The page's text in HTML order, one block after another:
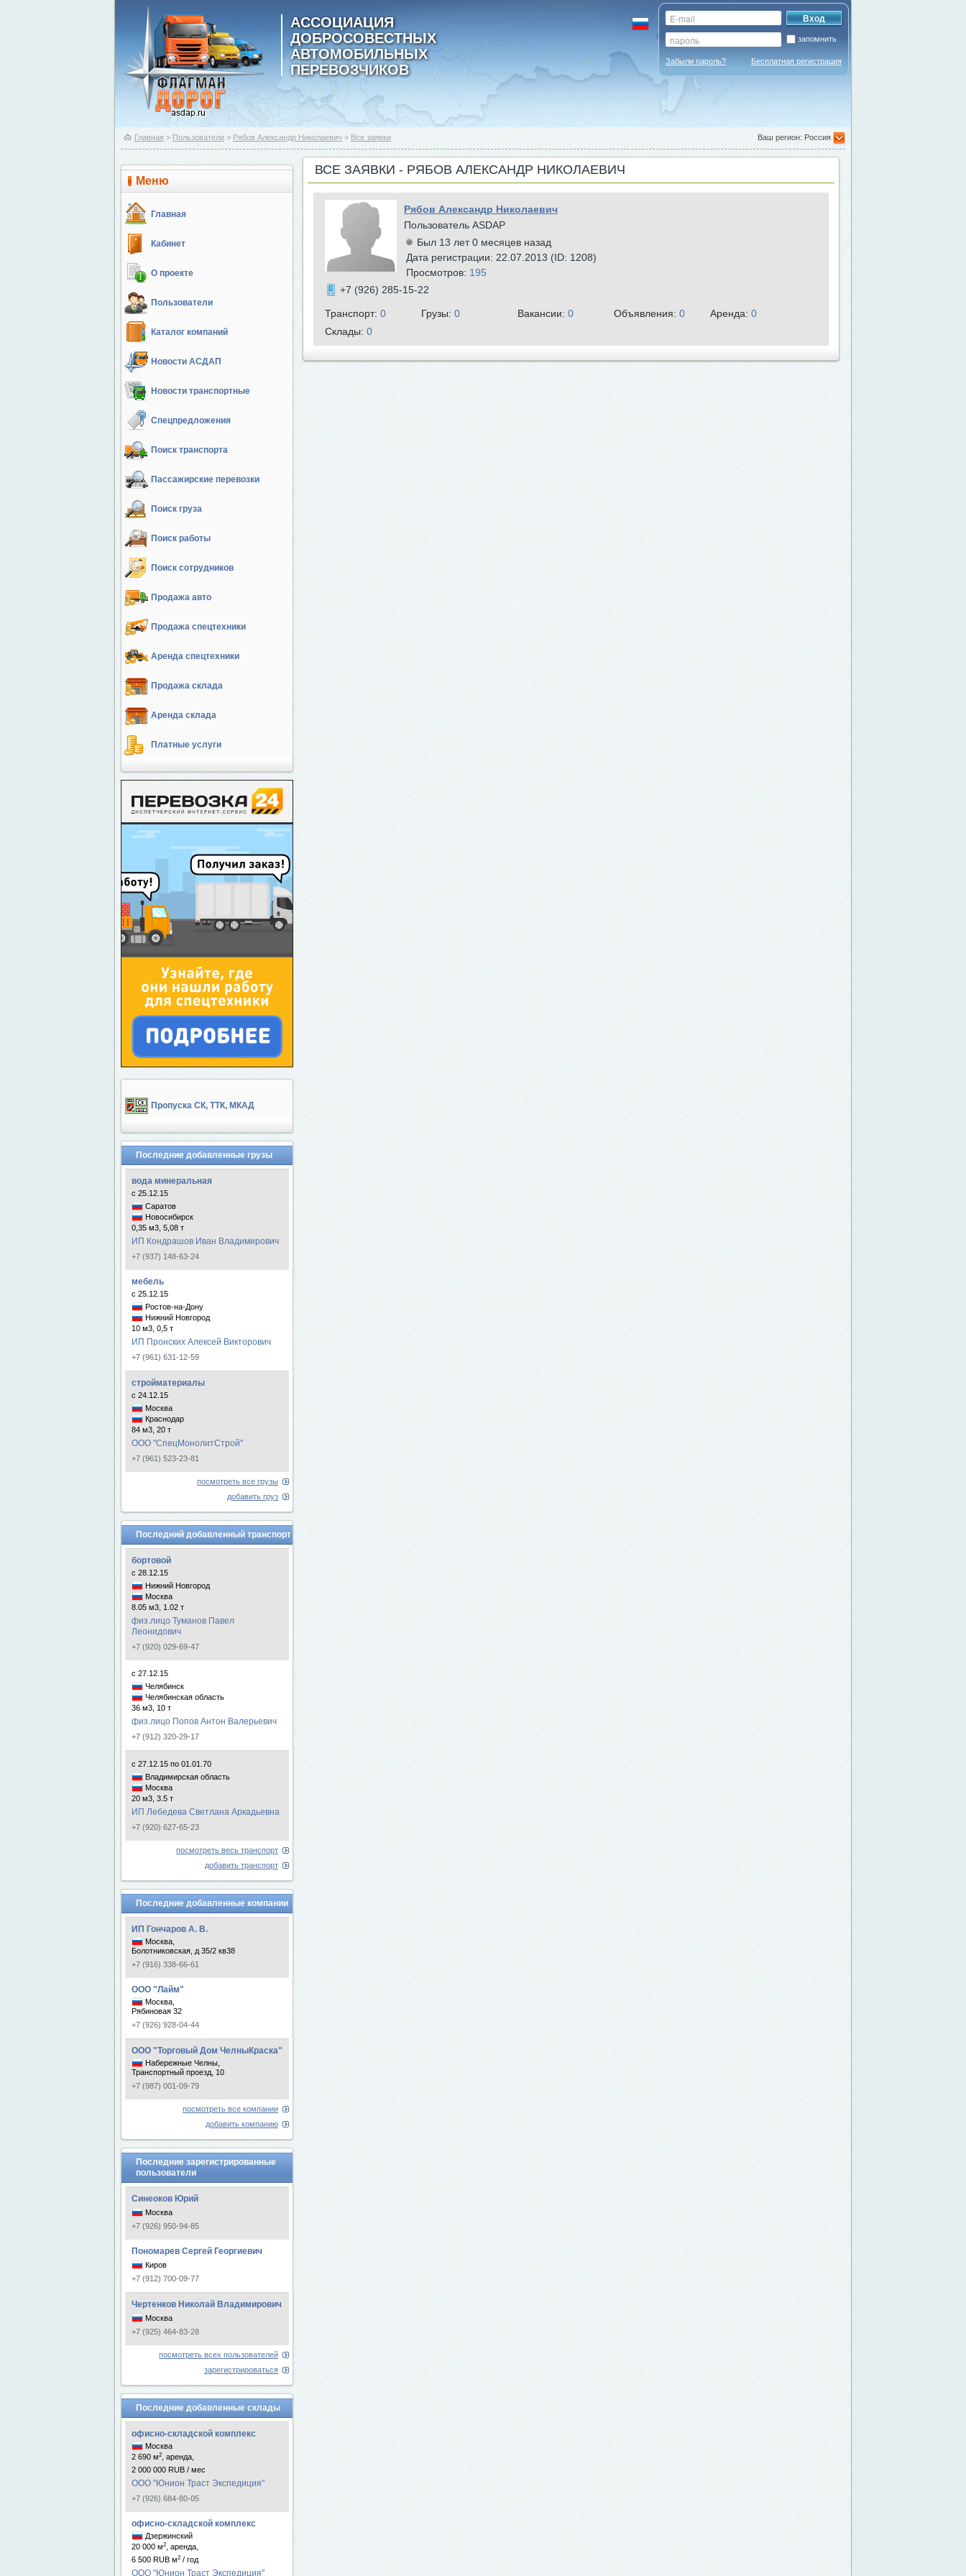
АССОЦИАЦИЯ
ДОБРОСОВЕСТНЫХ
АВТОМОБИЛЬНЫХ
ПЕРЕВОЗЧИКОВ
запомнить
Забыли пароль? Бесплатная регистрация
Главная > Пользователи > Рябов Александр Николаевич > Все заявки Ваш регион: Россия
Меню
Главная
Кабинет
О проекте
Пользователи
Каталог компаний
Новости АСДАП
Новости транспортные
Спецпредложения
Поиск транспорта
Пассажирские перевозки
Поиск груза
Поиск работы
Поиск сотрудников
Продажа авто
Продажа спецтехники
Аренда спецтехники
Продажа склада
Аренда склада
Платные услуги
Пропуска СК, ТТК, МКАД
Последние добавленные грузы
вода минеральная
с 25.12.15
Саратов
Новосибирск
0,35 м3, 5,08 т
ИП Кондрашов Иван Владимирович
+7 (937) 148-63-24
мебель
с 25.12.15
Ростов-на-Дону
Нижний Новгород
10 м3, 0,5 т
ИП Пронских Алексей Викторович
+7 (961) 631-12-59
стройматериалы
с 24.12.15
Москва
Краснодар
84 м3, 20 т
ООО "СпецМонолитСтрой"
+7 (961) 523-23-81
посмотреть все грузы
добавить груз
Последний добавленный транспорт
бортовой
с 28.12.15
Нижний Новгород
Москва
8.05 м3, 1.02 т
физ.лицо Туманов Павел
Леонидович
+7 (920) 029-69-47
с 27.12.15
Челябинск
Челябинская область
36 м3, 10 т
физ.лицо Попов Антон Валерьевич
+7 (912) 320-29-17
с 27.12.15 по 01.01.70
Владимирская область
Москва
20 м3, 3.5 т
ИП Лебедева Светлана Аркадьевна
+7 (920) 627-65-23
посмотреть весь транспорт
добавить транспорт
Последние добавленные компании
ИП Гончаров А. В.
Москва,
Болотниковская, д 35/2 кв38
+7 (916) 338-66-61
ООО "Лайм"
Москва,
Рябиновая 32
+7 (926) 928-04-44
ООО "Торговый Дом ЧелныКраска"
Набережные Челны,
Транспортный проезд, 10
+7 (987) 001-09-79
посмотреть все компании
добавить компанию
Последние зарегистрированные
пользователи
Синеоков Юрий
Москва
+7 (926) 950-94-85
Пономарев Сергей Георгиевич
Киров
+7 (912) 700-09-77
Чертенков Николай Владимирович
Москва
+7 (925) 464-83-28
посмотреть всех пользователей
зарегистрироваться
Последние добавленные склады
офисно-складской комплекс
Москва
2 690 м2
, аренда,
2 000 000 RUB / мес
ООО "Юнион Траст Экспедиция"
+7 (926) 684-80-05
офисно-складской комплекс
Дзержинский
20 000 м2
, аренда,
6 500 RUB м2 / год
ООО "Юнион Траст Экспедиция"
ВСЕ ЗАЯВКИ - РЯБОВ АЛЕКСАНДР НИКОЛАЕВИЧ
Рябов Александр Николаевич
Пользователь ASDAP
Был 13 лет 0 месяцев назад
Дата регистрации: 22.07.2013 (ID: 1208)
Просмотров: 195
+7 (926) 285-15-22
Транспорт: 0 Грузы: 0 Вакансии: 0 Объявления: 0 Аренда: 0
Склады: 0